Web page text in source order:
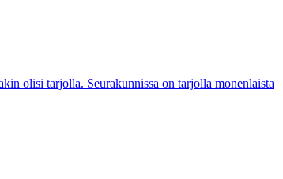
olisi tarjolla. Seurakunnissa on tarjolla monenlaista